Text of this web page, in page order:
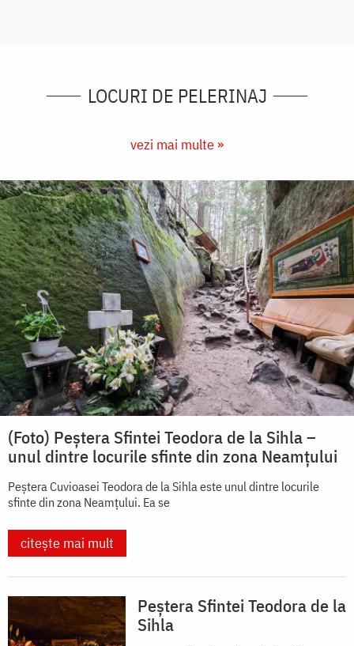
LOCURI DE PELERINAJ
vezi mai multe »
(Foto) Peștera Sfintei Teodora de la Sihla –
unul dintre locurile sfinte din zona Neamțului
Peștera Cuvioasei Teodora de la Sihla este unul dintre locurile
sfinte din zona Neamțului. Ea se
citește mai mult
Peștera Sfintei Teodora de la
Sihla